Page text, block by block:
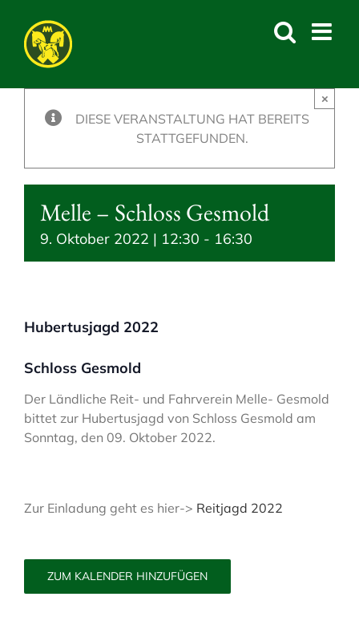
content
DIESE VERANSTALTUNG HAT BEREITS
STATTGEFUNDEN.
×
Melle – Schloss Gesmold
9. Oktober 2022 | 12:30 - 16:30
Hubertusjagd 2022
Schloss Gesmold
Der Ländliche Reit- und Fahrverein Melle- Gesmold
bittet zur Hubertusjagd von Schloss Gesmold am
Sonntag, den 09. Oktober 2022.
Zur Einladung geht es hier-> Reitjagd 2022
ZUM KALENDER HINZUFÜGEN